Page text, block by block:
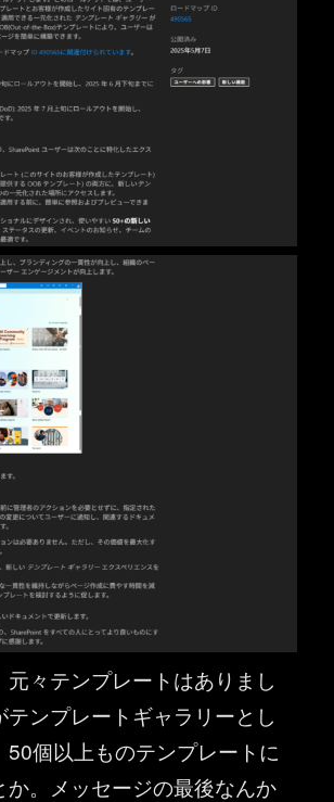
元々テンプレートはありまし
テンプレートギャラリーとし
50個以上ものテンプレートに
か。メッセージの最後なんか